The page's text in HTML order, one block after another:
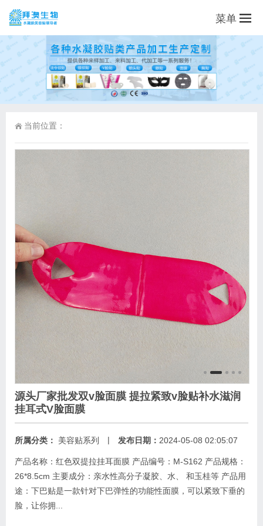
菜单
当前位置：
源头厂家批发双v脸面膜 提拉紧致v脸贴补水滋润
挂耳式V脸面膜
所属分类： 美容贴系列 | 发布日期： 2024-05-08 02:05:07
产品名称：红色双提拉挂耳面膜 产品编号：M-S162 产品规格：
26*8.5cm 主要成分：亲水性高分子凝胶、水、 和玉桂等 产品用
途：下巴贴是一款针对下巴弹性的功能性面膜，可以紧致下垂的
脸，让你拥...